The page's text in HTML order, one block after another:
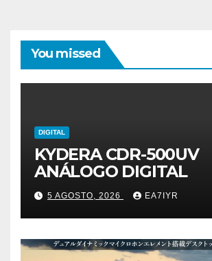
You missed
DIGITAL
KYDERA CDR-500UV
ANÁLOGO DIGITAL
5 AGOSTO, 2026 EA7IYR